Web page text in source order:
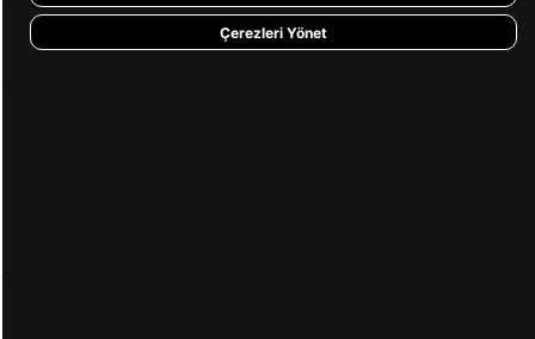
HIZLI ERİŞİM Çerezleri Yönet